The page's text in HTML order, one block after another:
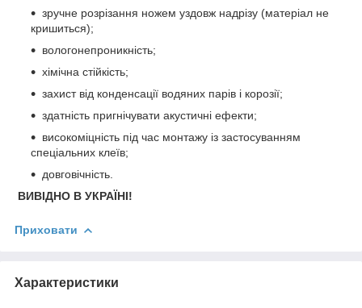
зручне розрізання ножем уздовж надрізу (матеріал не
кришиться);
вологонепроникність;
хімічна стійкість;
захист від конденсації водяних парів і корозії;
здатність пригнічувати акустичні ефекти;
високоміцність під час монтажу із застосуванням
спеціальних клеїв;
довговічність.
ВИВІДНО В УКРАЇНІ!
Приховати
Характеристики